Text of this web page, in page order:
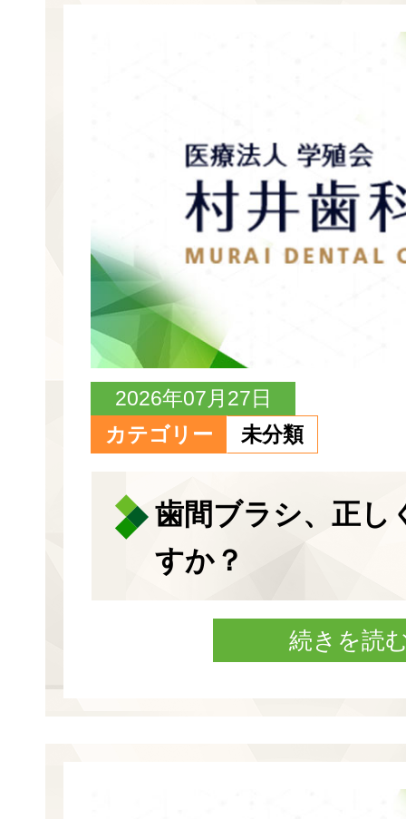
2026年07月27日
カテゴリー
未分類
歯間ブラシ、正し
すか？
続きを読